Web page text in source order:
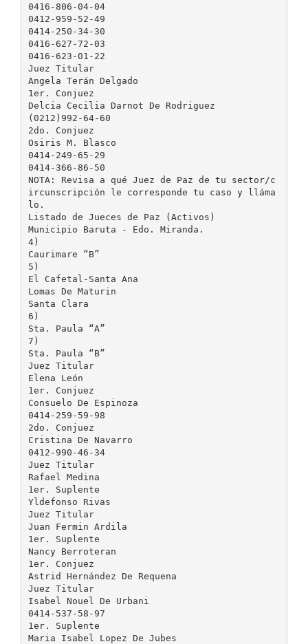
0416-806-04-04
0412-959-52-49
0414-250-34-30
0416-627-72-03
0416-623-01-22
Juez Titular
Angela Terán Delgado
1er. Conjuez
Delcia Cecilia Darnot De Rodriguez
(0212)992-64-60
2do. Conjuez
Osiris M. Blasco
0414-249-65-29
0414-366-86-50
NOTA: Revisa a qué Juez de Paz de tu sector/c
ircunscripción le corresponde tu caso y lláma
lo.
Listado de Jueces de Paz (Activos)
Municipio Baruta - Edo. Miranda.
4)
Caurimare “B”
5)
El Cafetal-Santa Ana
Lomas De Maturin
Santa Clara
6)
Sta. Paula “A”
7)
Sta. Paula “B”
Juez Titular
Elena León
1er. Conjuez
Consuelo De Espinoza
0414-259-59-98
2do. Conjuez
Cristina De Navarro
0412-990-46-34
Juez Titular
Rafael Medina
1er. Suplente
Yldefonso Rivas
Juez Titular
Juan Fermin Ardila
1er. Suplente
Nancy Berroteran
1er. Conjuez
Astrid Hernández De Requena
Juez Titular
Isabel Nouel De Urbani
0414-537-58-97
1er. Suplente
Maria Isabel Lopez De Jubes